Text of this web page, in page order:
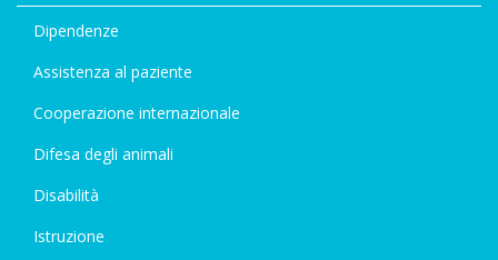
Dipendenze
Assistenza al paziente
Cooperazione internazionale
Difesa degli animali
Disabilità
Istruzione